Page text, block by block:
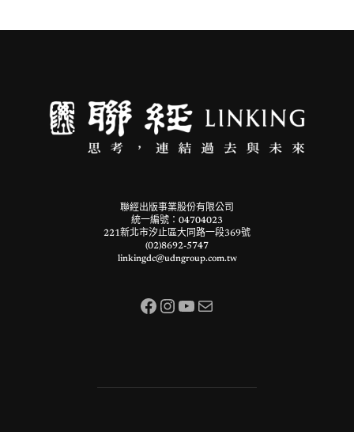
聯經出版事業股份有限公司
統一編號：04704023
221新北市汐止區大同路一段369號
(02)8692-5747
linkingdc@udngroup.com.tw
Facebook InstagramYouTube 電子郵件